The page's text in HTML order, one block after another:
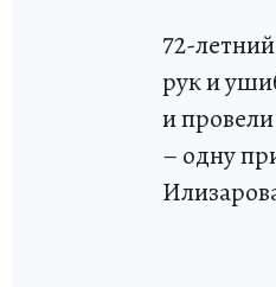
72-
рук и
и
– одну